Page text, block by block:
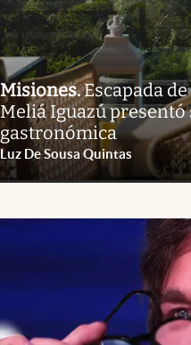
Misiones.Escapada
Meliá Iguazú
gastronómica
Luz De Sousa Quintas